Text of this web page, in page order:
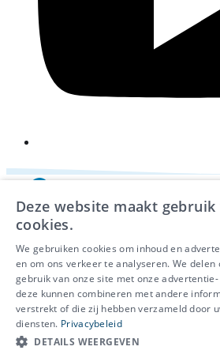
© 2026 - IDEWE
Privacy
Cookiebeleid
Deze website maakt gebruik
cookies.
We gebruiken cookies om inhoud en
en om ons verkeer te analyseren. We
gebruik van onze site met onze
deze kunnen combineren met andere
verstrekt of die zij hebben verzameld door
diensten. Privacybeleid
DETAILS WEERGEVEN